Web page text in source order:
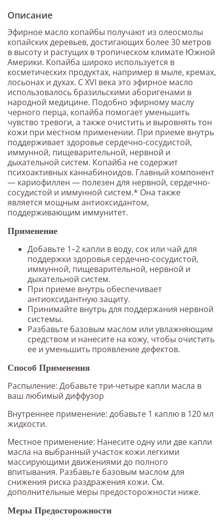
Описание
Эфирное масло копайбы получают из олеосмолы
копайских деревьев, достигающих более 30 метров
в высоту и растущих в тропическом климате Южной
Америки. Копайба широко используется в
косметических продуктах, например в мыле, кремах,
лосьонах и духах. С XVI века это эфирное масло
использовалось бразильскими аборигенами в
народной медицине. Подобно эфирному маслу
черного перца, копайба помогает уменьшить
чувство тревоги, а также очистить и выровнять тон
кожи при местном применении. При приеме внутрь
поддерживает здоровье сердечно-сосудистой,
иммунной, пищеварительной, нервной и
дыхательной систем. Копайба не содержит
психоактивных каннабиноидов. Главный компонент
— кариофиллен — полезен для нервной, сердечно-
сосудистой и иммунной систем.* Она также
является мощным антиоксидантом,
поддерживающим иммунитет.
Применение
Добавьте 1–2 капли в воду, сок или чай для
поддержки здоровья сердечно-сосудистой,
иммунной, пищеварительной, нервной и
дыхательной систем.
При приеме внутрь обеспечивает
антиоксидантную защиту.
Принимайте внутрь для поддержания нервной
системы.
Разбавьте базовым маслом или увлажняющим
средством и нанесите на кожу, чтобы очистить
ее и уменьшить проявление дефектов.
Способ Применения
Распыление: Добавьте три-четыре капли масла в
ваш любимый диффузор
Внутреннее применение: добавьте 1 каплю в 120 мл
жидкости.
Местное применение: Нанесите одну или две капли
масла на выбранный участок кожи легкими
массирующими движениями до полного
впитывания. Разбавьте базовым маслом для
снижения риска раздражения кожи. См.
дополнительные меры предосторожности ниже.
Меры Предосторожности